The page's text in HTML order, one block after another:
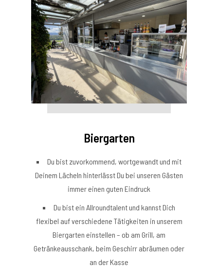
Biergarten
Du bist zuvorkommend, wortgewandt und mit
Deinem Lächeln hinterlässt Du bei unseren Gästen
immer einen guten Eindruck
Du bist ein Allroundtalent und kannst Dich
flexibel auf verschiedene Tätigkeiten in unserem
Biergarten einstellen – ob am Grill, am
Getränkeausschank, beim Geschirr abräumen oder
an der Kasse